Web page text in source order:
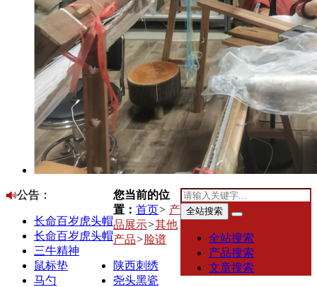
公告：
长命百岁虎头帽
长命百岁虎头帽
三牛精神
鼠标垫
马勺
全站搜索
全站搜索
产品搜索
文章搜索
您当前的位
置： 首页> 产
品展示>其他
产品>脸谱
陕西刺绣
尧头黑瓷